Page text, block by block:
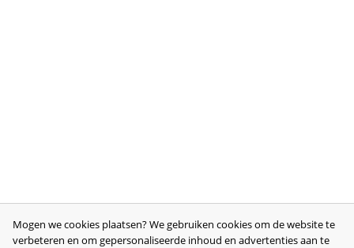
Mogen we cookies plaatsen? We gebruiken cookies om de website te
verbeteren en om gepersonaliseerde inhoud en advertenties aan te